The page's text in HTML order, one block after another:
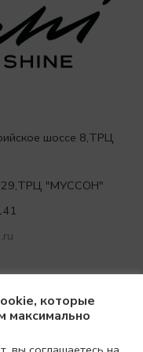
шоссе 8,ТРЦ
29,ТРЦ "МУССОН"
которые
максимально